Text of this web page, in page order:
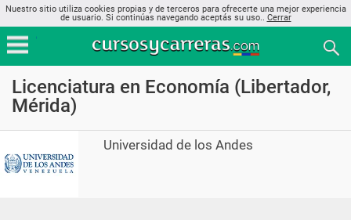
Nuestro sitio utiliza cookies propias y de terceros para ofrecerte una mejor experiencia
de usuario. Si continúas navegando aceptás su uso.. Cerrar
Licenciatura en Economía (Libertador,
Mérida)
Universidad de los Andes